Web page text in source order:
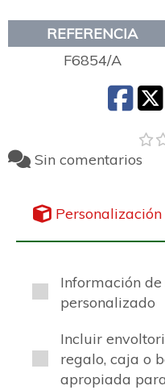
REFERENCIA
F6854/A
Sin comentarios
Personalización
Información
personalizado
Incluir
regalo, caja o
apropiada